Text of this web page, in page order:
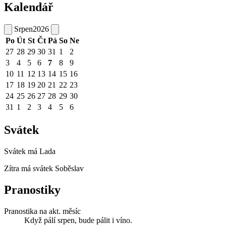
Kalendář
Srpen2026
Po Út St Čt Pá So Ne
27 28 29 30 31 1
2
3
4 5 6 7 8
9
10 11 12 13 14 15 16
17 18 19 20 21 22 23
24 25 26 27 28 29 30
31 1 2 3 4 5 6
Svátek
Svátek má Lada
Zítra má svátek Soběslav
Pranostiky
Pranostika na akt. měsíc
Když pálí srpen, bude pálit i víno.